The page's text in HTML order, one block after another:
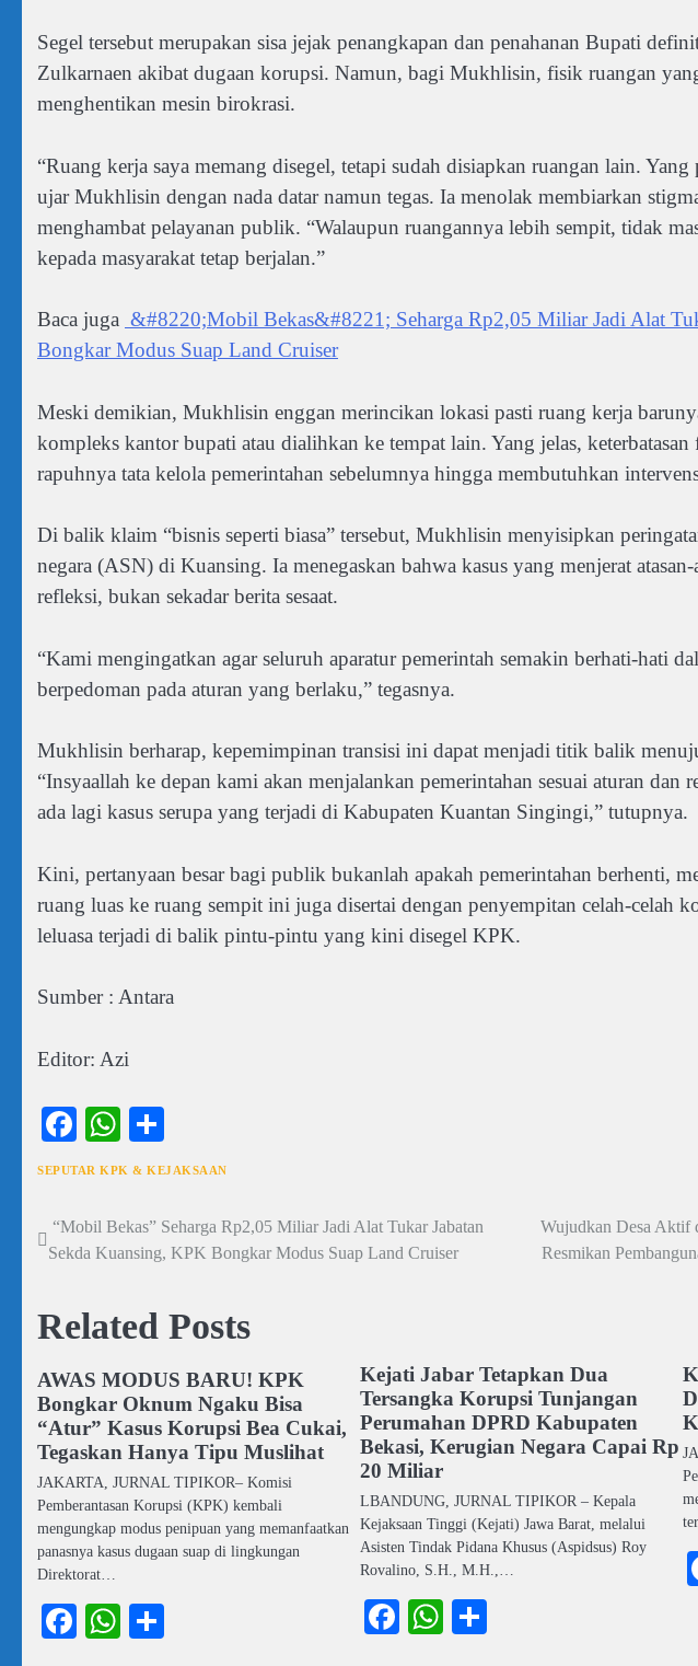
Segel tersebut merupakan sisa jejak penangkapan dan penahanan Bupati
Zulkarnaen akibat dugaan korupsi. Namun, bagi Mukhlisin, fisik ruangan
menghentikan mesin birokrasi.
“Ruang kerja saya memang disegel, tetapi sudah disiapkan ruangan lain.
ujar Mukhlisin dengan nada datar namun tegas. Ia menolak membiarkan
menghambat pelayanan publik. “Walaupun ruangannya lebih sempit, tidak
kepada masyarakat tetap berjalan.”
Baca juga &#8220;Mobil Bekas&#8221; Seharga Rp2,05 Miliar Jadi Alat
Bongkar Modus Suap Land Cruiser
Meski demikian, Mukhlisin enggan merincikan lokasi pasti ruang kerja
kompleks kantor bupati atau dialihkan ke tempat lain. Yang jelas,
rapuhnya tata kelola pemerintahan sebelumnya hingga membutuhkan
Di balik klaim “bisnis seperti biasa” tersebut, Mukhlisin menyisipkan
negara (ASN) di Kuansing. Ia menegaskan bahwa kasus yang menjerat
refleksi, bukan sekadar berita sesaat.
“Kami mengingatkan agar seluruh aparatur pemerintah semakin berhati-hati
berpedoman pada aturan yang berlaku,” tegasnya.
Mukhlisin berharap, kepemimpinan transisi ini dapat menjadi titik balik
“Insyaallah ke depan kami akan menjalankan pemerintahan sesuai aturan dan
ada lagi kasus serupa yang terjadi di Kabupaten Kuantan Singingi,” tutupnya.
Kini, pertanyaan besar bagi publik bukanlah apakah pemerintahan berhenti,
ruang luas ke ruang sempit ini juga disertai dengan penyempitan celah-celah
leluasa terjadi di balik pintu-pintu yang kini disegel KPK.
Sumber : Antara
Editor: Azi
Facebook
WhatsApp
SEPUTAR KPK & KEJAKSAAN
Navigasi
“Mobil Bekas” Seharga Rp2,05 Miliar Jadi Alat Tukar Jabatan
Sekda Kuansing, KPK Bongkar Modus Suap Land Cruiser
Wujudkan Desa Aktif
Resmikan
Related Posts
AWAS MODUS BARU! KPK
Bongkar Oknum Ngaku Bisa
“Atur” Kasus Korupsi Bea Cukai,
Tegaskan Hanya Tipu Muslihat
JAKARTA, JURNAL TIPIKOR– Komisi
Pemberantasan Korupsi (KPK) kembali
mengungkap modus penipuan yang memanfaatkan
panasnya kasus dugaan suap di lingkungan
Direktorat…
Facebook
WhatsApp
Kejati Jabar Tetapkan Dua
Tersangka Korupsi Tunjangan
Perumahan DPRD Kabupaten
Bekasi, Kerugian Negara Capai Rp
20 Miliar
LBANDUNG, JURNAL TIPIKOR – Kepala
Kejaksaan Tinggi (Kejati) Jawa Barat, melalui
Asisten Tindak Pidana Khusus (Aspidsus) Roy
Rovalino, S.H., M.H.,…
Facebook
WhatsApp
Share